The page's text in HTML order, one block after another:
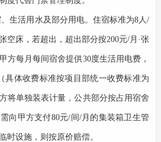
生活用水及部分用电。住宿标准为8人/
空床，若超出，超出部分按200元/月·张
方每月每间宿舍提供30度生活用电费，
具体收费标准按项目部统一收费标准为
将单独装表计量，公共部分按占用宿舍
向甲方支付80元/间/月的集装箱卫生管
时设施，则按原价赔偿。